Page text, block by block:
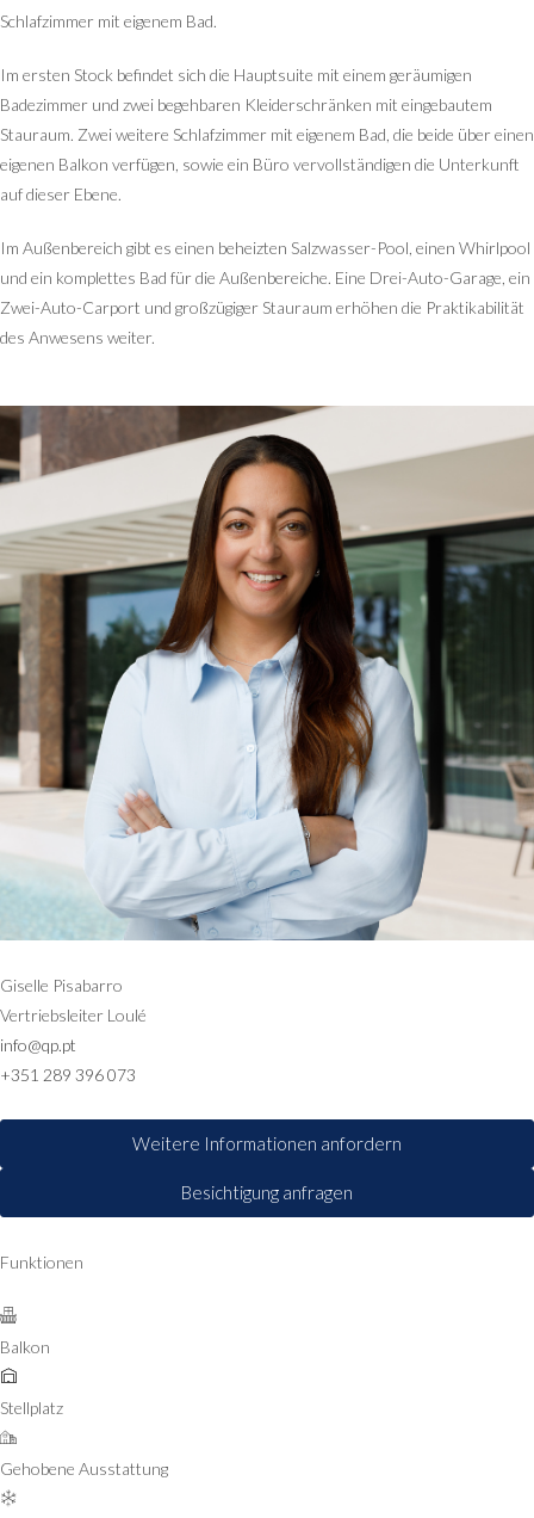
Schlafzimmer mit eigenem Bad.
Im ersten Stock befindet sich die Hauptsuite mit einem geräumigen
Badezimmer und zwei begehbaren Kleiderschränken mit eingebautem
Stauraum. Zwei weitere Schlafzimmer mit eigenem Bad, die beide über einen
eigenen Balkon verfügen, sowie ein Büro vervollständigen die Unterkunft
auf dieser Ebene.
Im Außenbereich gibt es einen beheizten Salzwasser-Pool, einen Whirlpool
und ein komplettes Bad für die Außenbereiche. Eine Drei-Auto-Garage, ein
Zwei-Auto-Carport und großzügiger Stauraum erhöhen die Praktikabilität
des Anwesens weiter.
Giselle Pisabarro
Vertriebsleiter Loulé
info@qp.pt
+351 289 396 073
Weitere Informationen anfordern
Besichtigung anfragen
Funktionen
Balkon
Stellplatz
Gehobene Ausstattung